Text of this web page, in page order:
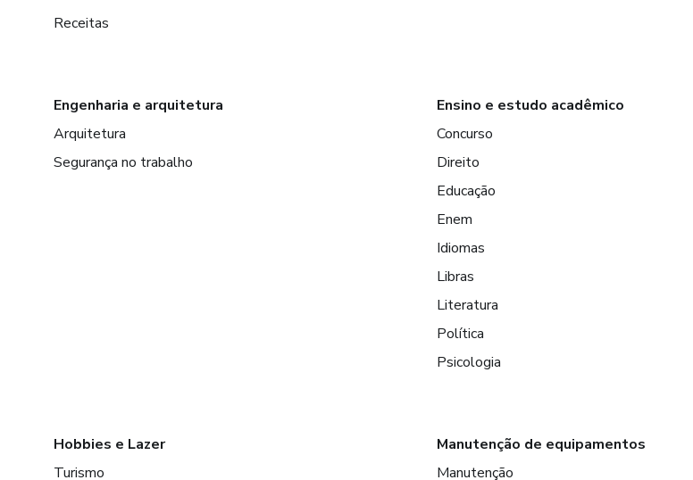
Receitas
Engenharia e arquitetura
Arquitetura
Segurança no trabalho
Ensino e estudo acadêmico
Concurso
Direito
Educação
Enem
Idiomas
Libras
Literatura
Política
Psicologia
Hobbies e Lazer
Turismo
Manutenção de equipamentos
Manutenção